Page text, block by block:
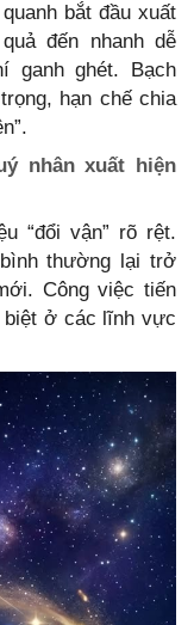
bắt đầu xuất
đến nhanh dễ
ganh ghét. Bạch
hạn chế chia
nhân xuất hiện
“đổi vận” rõ rệt.
thường lại trở
Công việc tiến
biệt ở các lĩnh vực